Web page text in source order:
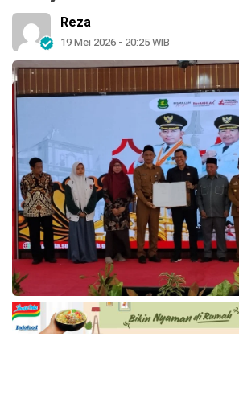
Reza
19 Mei 2026 - 20:25 WIB